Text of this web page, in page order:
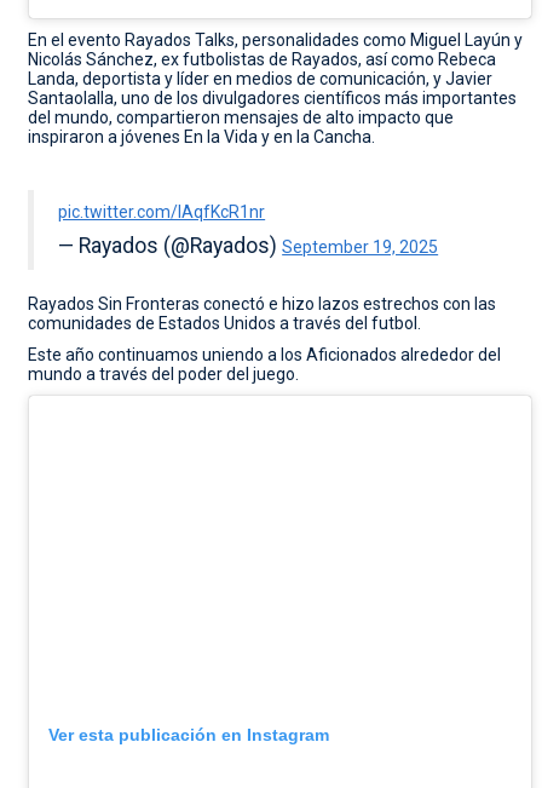
En el evento Rayados Talks, personalidades como Miguel Layún y
Nicolás Sánchez, ex futbolistas de Rayados, así como Rebeca
Landa, deportista y líder en medios de comunicación, y Javier
Santaolalla, uno de los divulgadores científicos más importantes
del mundo, compartieron mensajes de alto impacto que
inspiraron a jóvenes En la Vida y en la Cancha.
pic.twitter.com/lAqfKcR1nr
— Rayados (@Rayados)September 19, 2025
Rayados Sin Fronteras conectó e hizo lazos estrechos con las
comunidades de Estados Unidos a través del futbol.
Este año continuamos uniendo a los Aficionados alrededor del
mundo a través del poder del juego.
Ver esta publicación en Instagram